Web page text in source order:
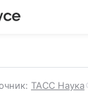
ТАСС Наука